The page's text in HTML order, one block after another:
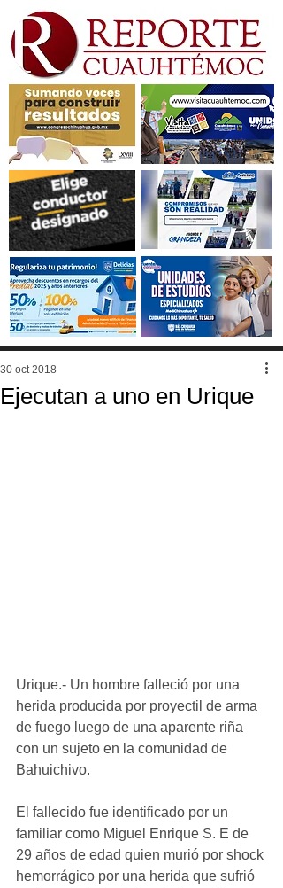
Ejecutan a uno en Urique
30 oct 2018
Urique.- Un hombre falleció por una
herida producida por proyectil de arma
de fuego luego de una aparente riña
con un sujeto en la comunidad de
Bahuichivo.
El fallecido fue identificado por un
familiar como Miguel Enrique S. E de
29 años de edad quien murió por shock
hemorrágico por una herida que sufrió